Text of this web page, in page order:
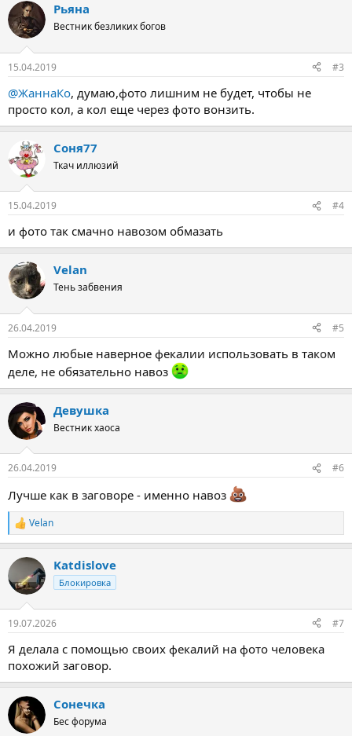
Рьяна
Вестник безликих богов
15.04.2019 #3
@ЖаннаКо, думаю,фото лишним не будет, чтобы не
просто кол, а кол еще через фото вонзить.
Соня77
Ткач иллюзий
15.04.2019 #4
и фото так смачно навозом обмазать
Velan
Тень забвения
26.04.2019 #5
Можно любые наверное фекалии использовать в таком
деле, не обязательно навоз
Девушка
Вестник хаоса
26.04.2019 #6
Лучше как в заговоре - именно навоз
Р
е
к
и
Velan
Katdislove
Блокировка
19.07.2026 #7
Я делала с помощью своих фекалий на фото человека
похожий заговор.
Сонечка
Бес форума